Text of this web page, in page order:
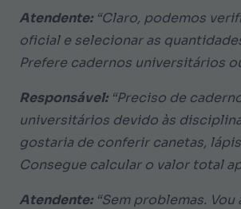
Atendente:“Claro, podemos
oficial e selecionar as
Prefere cadernos universitários
Responsável:“Preciso de
universitários devido às
gostaria de conferir canetas,
Consegue calcular o valor total
Atendente:“Sem problemas. Vou